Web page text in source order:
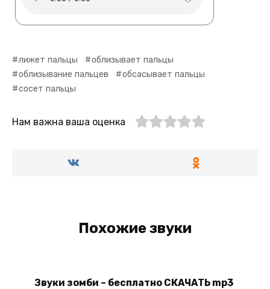
лижет пальцы
облизывает пальцы
облизывание пальцев
обсасывает пальцы
сосет пальцы
Нам важна ваша оценка
Похожие звуки
Звуки зомби – бесплатно СКАЧАТЬ mp3